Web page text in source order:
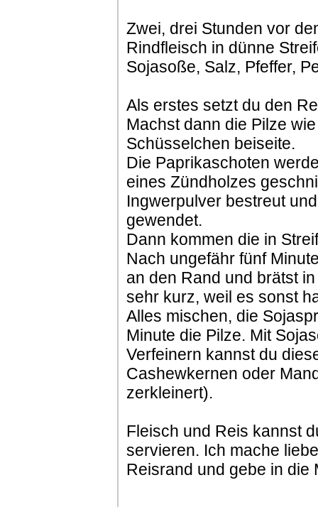
Zwei, drei Stunden vor
Rindfleisch in dünne
Sojasoße, Salz, Pfeffer,
Als erstes setzt du den
Machst dann die Pilze
Schüsselchen beiseite.
Die Paprikaschoten
eines Zündholzes
Ingwerpulver bestreut
gewendet.
Dann kommen die in
Nach ungefähr fünf
an den Rand und brätst
sehr kurz, weil es sonst
Alles mischen, die
Minute die Pilze. Mit
Verfeinern kannst du
Cashewkernen oder
zerkleinert).
Fleisch und Reis kannst
servieren. Ich mache
Reisrand und gebe in die